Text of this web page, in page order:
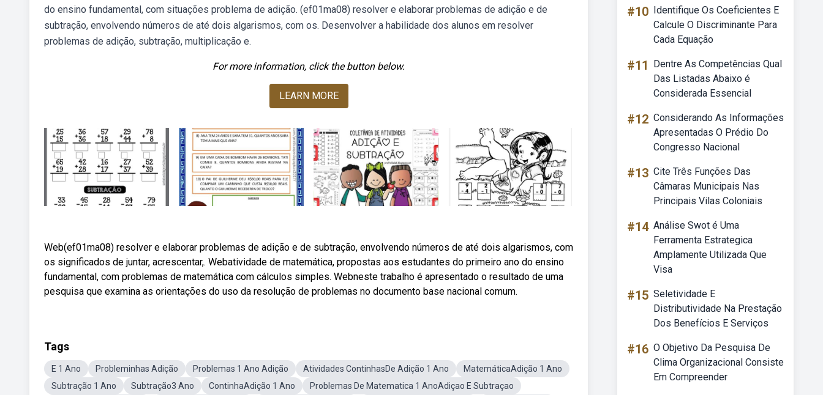
do ensino fundamental, com situações problema de adição. (ef01ma08) resolver e elaborar problemas de adição e de
subtração, envolvendo números de até dois algarismos, com os. Desenvolver a habilidade dos alunos em resolver
problemas de adição, subtração, multiplicação e.
For more information, click the button below.
LEARN MORE
Web(ef01ma08) resolver e elaborar problemas de adição e de subtração, envolvendo números de até dois algarismos, com
os significados de juntar, acrescentar,. Webatividade de matemática, propostas aos estudantes do primeiro ano do ensino
fundamental, com problemas de matemática com cálculos simples. Webneste trabalho é apresentado o resultado de uma
pesquisa que examina as orientações do uso da resolução de problemas no documento base nacional comum.
Tags
E 1 Ano Probleminhas Adição Problemas 1 Ano Adição Atividades ContinhasDe Adição 1 Ano
MatemáticaAdição 1 Ano
Subtração 1 Ano
Subtração3 Ano ContinhaAdição 1 Ano
Problemas De Matematica 1 AnoAdiçao E Subtraçao
#10 Identifique Os Coeficientes E
Calcule O Discriminante Para
Cada Equação
#11
Dentre As Competências Qual
Das Listadas Abaixo é
Considerada Essencial
#12 Considerando As Informações
Apresentadas O Prédio Do
Congresso Nacional
#13 Cite Três Funções Das
Câmaras Municipais Nas
Principais Vilas Coloniais
#14 Análise Swot é Uma
Ferramenta Estrategica
Amplamente Utilizada Que
Visa
#15 Seletividade E
Distributividade Na Prestação
Dos Benefícios E Serviços
#16 O Objetivo Da Pesquisa De
Clima Organizacional Consiste
Em Compreender